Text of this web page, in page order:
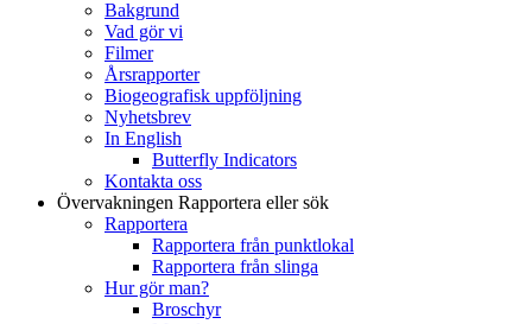
Bakgrund
Vad gör vi
Filmer
Årsrapporter
Biogeografisk uppföljning
Nyhetsbrev
In English
Butterfly Indicators
Kontakta oss
Övervakningen Rapportera eller sök
Rapportera
Rapportera från punktlokal
Rapportera från slinga
Hur gör man?
Broschyr